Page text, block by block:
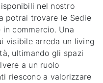
nel nostro
potrai trovare le Sedie
commercio. Una
visibile arreda un living
ultimando gli spazi
a un ruolo
riescono a valorizzare